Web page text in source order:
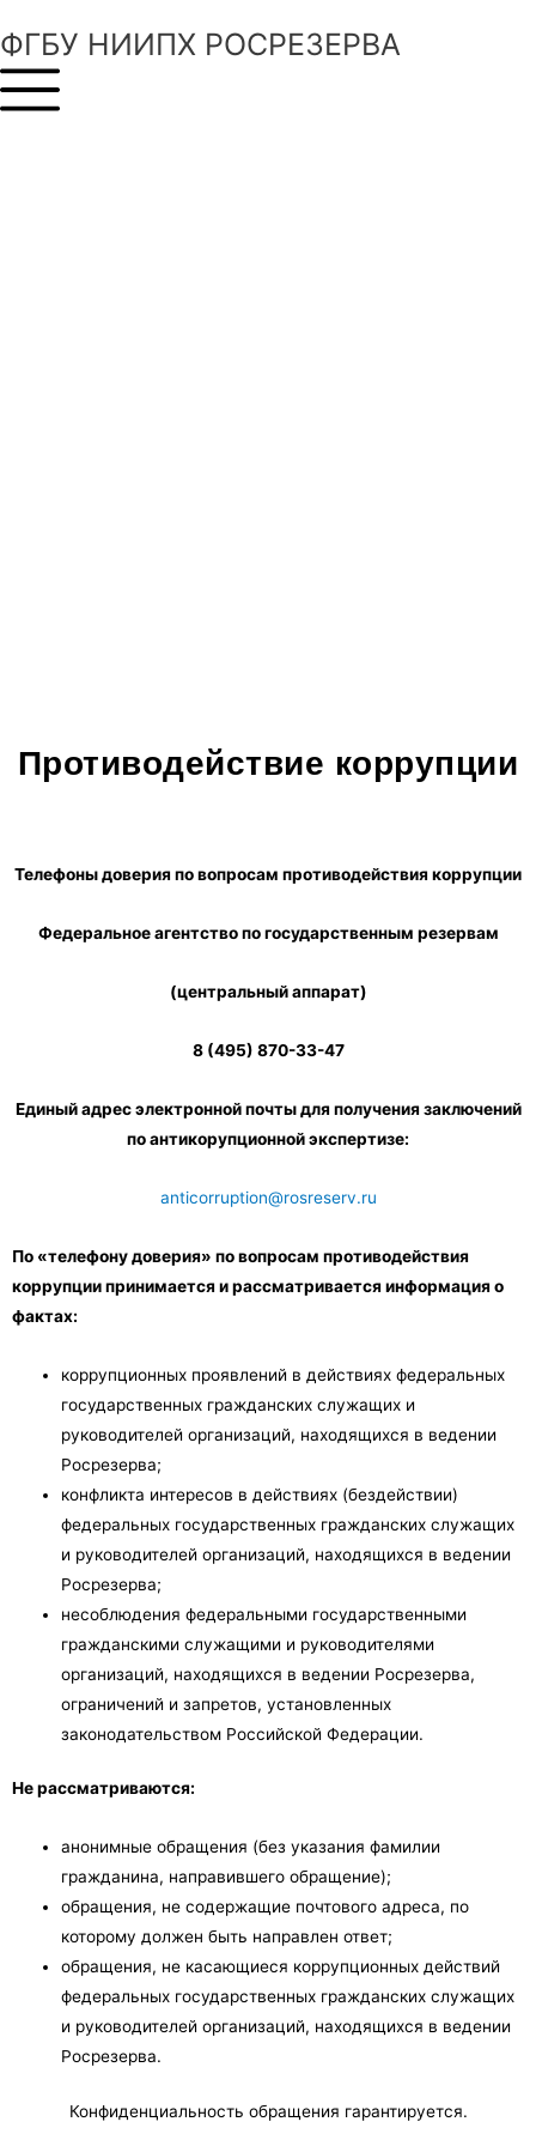
ФГБУ НИИПХ РОСРЕЗЕРВА
Противодействие коррупции
Телефоны доверия по вопросам противодействия коррупции
Федеральное агентство по государственным резервам
(центральный аппарат)
8 (495) 870-33-47
Единый адрес электронной почты для получения заключений
по антикорупционной экспертизе:
anticorruption@rosreserv.ru
По «телефону доверия» по вопросам противодействия
коррупции принимается и рассматривается информация о
фактах:
коррупционных проявлений в действиях федеральных
государственных гражданских служащих и
руководителей организаций, находящихся в ведении
Росрезерва;
конфликта интересов в действиях (бездействии)
федеральных государственных гражданских служащих
и руководителей организаций, находящихся в ведении
Росрезерва;
несоблюдения федеральными государственными
гражданскими служащими и руководителями
организаций, находящихся в ведении Росрезерва,
ограничений и запретов, установленных
законодательством Российской Федерации.
Не рассматриваются:
анонимные обращения (без указания фамилии
гражданина, направившего обращение);
обращения, не содержащие почтового адреса, по
которому должен быть направлен ответ;
обращения, не касающиеся коррупционных действий
федеральных государственных гражданских служащих
и руководителей организаций, находящихся в ведении
Росрезерва.
Конфиденциальность обращения гарантируется.